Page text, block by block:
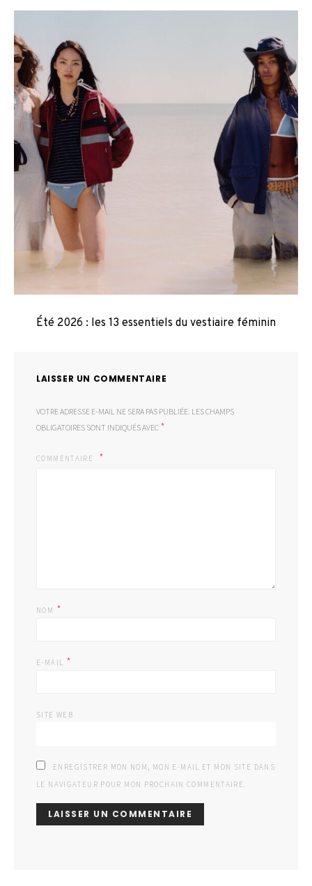
Été 2026 : les 13 essentiels du vestiaire féminin
LAISSER UN COMMENTAIRE
VOTRE ADRESSE E-MAIL NE SERA PAS PUBLIÉE. LES CHAMPS
OBLIGATOIRES SONT INDIQUÉS AVEC *
COMMENTAIRE
NOM *
E-MAIL *
SITE WEB
ENREGISTRER MON NOM, MON E-MAIL ET MON SITE DANS
LE NAVIGATEUR POUR MON PROCHAIN COMMENTAIRE.